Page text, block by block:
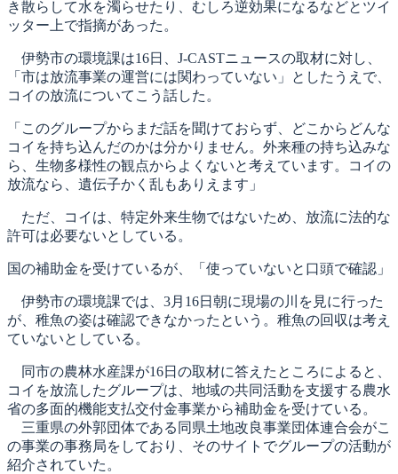
き散らして水を濁らせたり、むしろ逆効果になるなどとツイ
ッター上で指摘があった。
伊勢市の環境課は16日、J-CASTニュースの取材に対し、
「市は放流事業の運営には関わっていない」としたうえで、
コイの放流についてこう話した。
「このグループからまだ話を聞けておらず、どこからどんな
コイを持ち込んだのかは分かりません。外来種の持ち込みな
ら、生物多様性の観点からよくないと考えています。コイの
放流なら、遺伝子かく乱もありえます」
ただ、コイは、特定外来生物ではないため、放流に法的な
許可は必要ないとしている。
国の補助金を受けているが、「使っていないと口頭で確認」
伊勢市の環境課では、3月16日朝に現場の川を見に行った
が、稚魚の姿は確認できなかったという。稚魚の回収は考え
ていないとしている。
同市の農林水産課が16日の取材に答えたところによると、
コイを放流したグループは、地域の共同活動を支援する農水
省の多面的機能支払交付金事業から補助金を受けている。
三重県の外郭団体である同県土地改良事業団体連合会がこ
の事業の事務局をしており、そのサイトでグループの活動が
紹介されていた。